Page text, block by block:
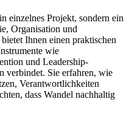
einzelnes Projekt, sondern ein
Organisation und
Ihnen einen praktischen
wie
und Leadership-
verbindet. Sie erfahren, wie
Verantwortlichkeiten
dass Wandel nachhaltig